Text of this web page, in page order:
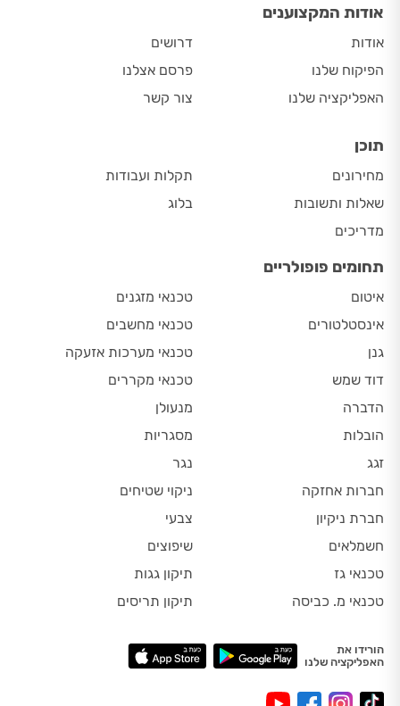
אודות המקצוענים
אודות
הפיקוח שלנו
האפליקציה שלנו
דרושים
פרסם אצלנו
צור קשר
תוכן
מחירונים
שאלות ותשובות
מדריכים
תקלות ועבודות
בלוג
תחומים פופולריים
איטום
אינסטלטורים
גנן
דוד שמש
הדברה
הובלות
זגג
חברות אחזקה
חברת ניקיון
חשמלאים
טכנאי גז
טכנאי מ. כביסה
טכנאי מזגנים
טכנאי מחשבים
טכנאי מערכות אזעקה
טכנאי מקררים
מנעולן
מסגריות
נגר
ניקוי שטיחים
צבעי
שיפוצים
תיקון גגות
תיקון תריסים
הורידו את
האפליקציה שלנו